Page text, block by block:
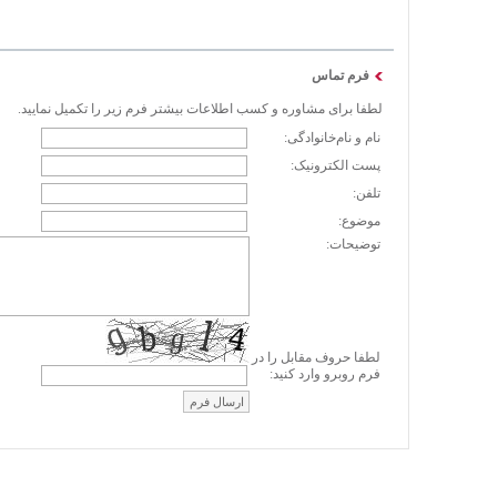
فرم تماس
لطفا برای مشاوره و کسب اطلاعات بیشتر فرم زیر را تکمیل نمایید.
نام و نام‌خانوادگی:
پست الکترونیک:
تلفن:
موضوع:
توضیحات:
لطفا حروف مقابل را در
فرم روبرو وارد کنید: